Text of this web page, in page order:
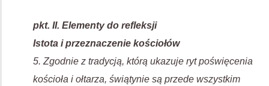
pkt. II. Elementy do refleksji
Istota i przeznaczenie kościołów
5. Zgodnie z tradycją, którą ukazuje ryt poświęcenia
kościoła i ołtarza, świątynie są przede wszystkim